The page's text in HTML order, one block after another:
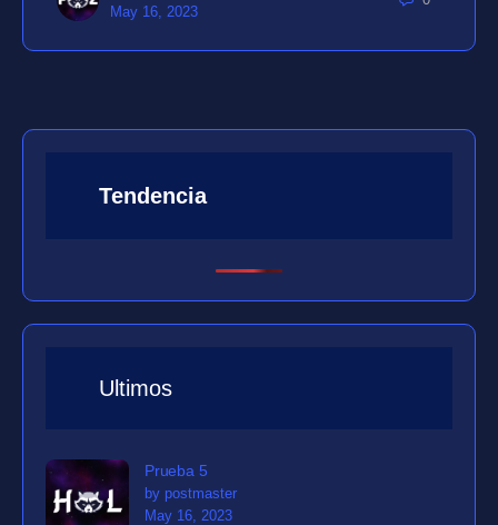
May 16, 2023
Tendencia
Ultimos
Prueba 5
by postmaster
May 16, 2023